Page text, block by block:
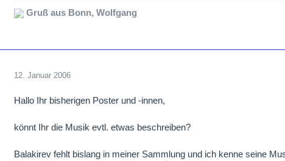
Gruß aus Bonn, Wolfgang
12. Januar 2006
Hallo Ihr bisherigen Poster und -innen,
könnt Ihr die Musik evtl. etwas beschreiben?
Balakirev fehlt bislang in meiner Sammlung und ich kenne seine